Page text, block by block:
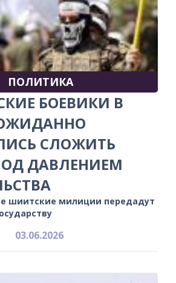
ПОЛИТИКА
БОЕВИКИ В
СЛОЖИТЬ
ДАВЛЕНИЕМ
шиитские милиции передадут
03.06.2026